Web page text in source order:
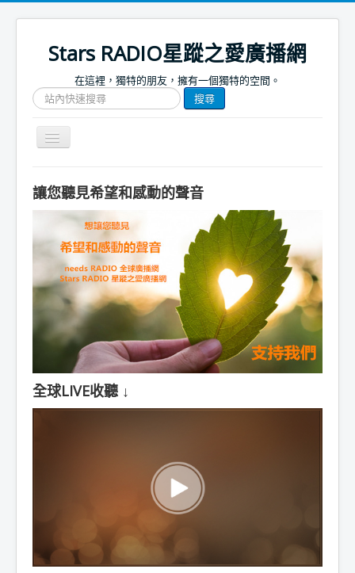
Stars RADIO星蹤之愛廣播網
在這裡，獨特的朋友，擁有一個獨特的空間。
搜
尋
網
文
搜尋
Toggle
Navigation
首頁
捐款支持
節目表
節目簡介
節目預告
讓您聽見希望和感動的聲音
全球LIVE收聽 ↓